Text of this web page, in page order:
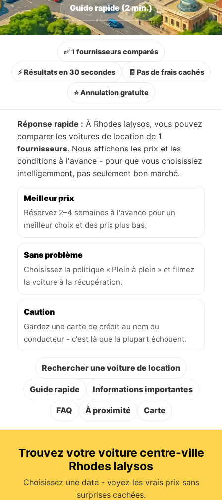
Guide rapide (2 min.)
✅ 1 fournisseurs comparés
⚡ Résultats en 30 secondes 🧾 Pas de frais cachés
⭐ Annulation gratuite
Réponse rapide : À Rhodes Ialysos, vous pouvez
comparer les voitures de location de 1
fournisseurs. Nous affichons les prix et les
conditions à l'avance - pour que vous choisissiez
intelligemment, pas seulement bon marché.
Meilleur prix
Réservez 2–4 semaines à l'avance pour un
meilleur choix et des prix plus bas.
Sans problème
Choisissez la politique « Plein à plein » et filmez
la voiture à la récupération.
Caution
Gardez une carte de crédit au nom du
conducteur - c'est là que la plupart échouent.
Rechercher une voiture de location
Guide rapide Informations importantes
FAQ À proximité Carte
Trouvez votre voiture centre-ville
Rhodes Ialysos
Choisissez une date - voyez les vrais prix sans
surprises cachées.